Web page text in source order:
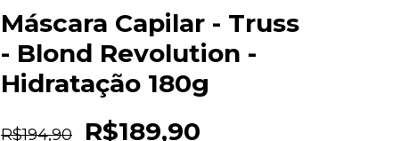
Máscara Capilar - Truss
- Blond Revolution -
Hidratação 180g
R$194,90 R$189,90